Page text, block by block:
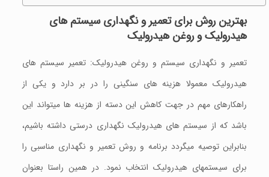
بهترین روش برای تعمیر و نگهداری سيستم های
هيدروليک و روغن هیدرولیک
تعمیر و نگهداری سيستم و روغن هیدرولیک: تعمیر سیستم های
هیدرولیک معمولا هزینه های سنگینی را در بر دارد و یکی از
راهکارهای مهم در جهت کاهش این دسته از هزینه ها میتواند این
باشد که از سیستم های هیدرولیک نگهداری درستی داشته باشیم،
بنابراين توصیه میگردد برنامه و روش تعمیر و نگهداری مناسبی را
برای سیستمهای هیدرولیک انتخاب نمود. در همین راستا بعنوان